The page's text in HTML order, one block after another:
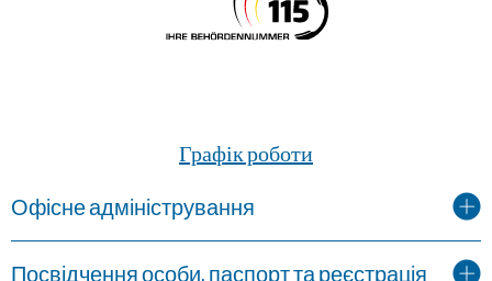
Графік роботи
Офісне адміністрування
Посвідчення особи, паспорт та реєстрація